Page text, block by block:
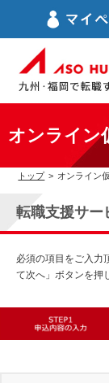
オンライン
トップ > オンライン
転職支援サー
必須の項目をご入力
て次へ」ボタンを押